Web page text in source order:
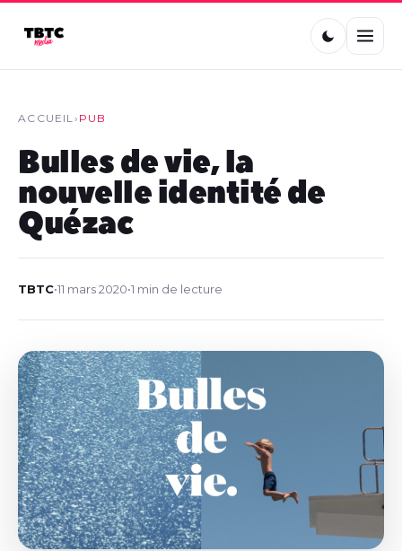
ACCUEIL› PUB
Bulles de vie, la
nouvelle identité de
Quézac
TBTC•11 mars 2020•1 min de lecture